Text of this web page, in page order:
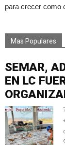
para crecer como
Mas Populares
SEMAR,
EN LC